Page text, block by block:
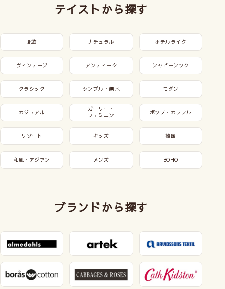
テイストから探す
北欧 ナチュラル ホテルライク
ヴィンテージ アンティーク シャビーシック
クラシック シンプル・無地 モダン
カジュアル
ガーリー・
フェミニン
ポップ・カラフル
リゾート キッズ 韓国
和風・アジアン メンズ BOHO
ブランドから探す